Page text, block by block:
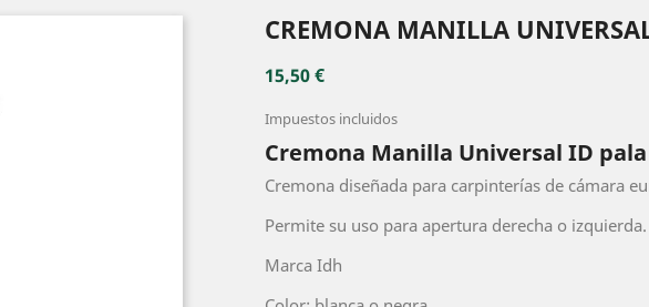
CREMONA MANILLA
15,50 €
Impuestos incluidos
Cremona Manilla Universal ID
Cremona diseñada para carpinterías de cámara
Permite su uso para apertura derecha o izquierda.
Marca Idh